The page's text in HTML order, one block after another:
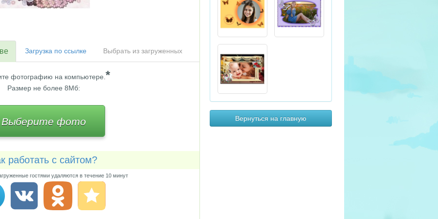
Вернуться на главную
Загрузка по ссылке Выбрать из загруженных
фотографию на компьютере. *
Размер не более 8Мб:
Выберите фото
работать с сайтом?
гостями удаляются в течение 10 минут